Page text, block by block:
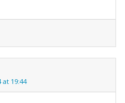
at 19:44